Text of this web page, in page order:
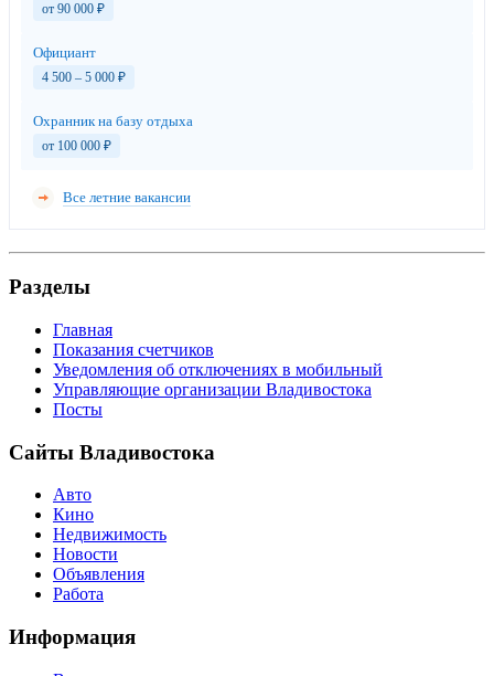
от 90 000 ₽
Официант
4 500 – 5 000 ₽
Охранник на базу отдыха
от 100 000 ₽
Все летние вакансии
Разделы
Главная
Показания счетчиков
Уведомления об отключениях в мобильный
Управляющие организации Владивостока
Посты
Сайты Владивостока
Авто
Кино
Недвижимость
Новости
Объявления
Работа
Информация